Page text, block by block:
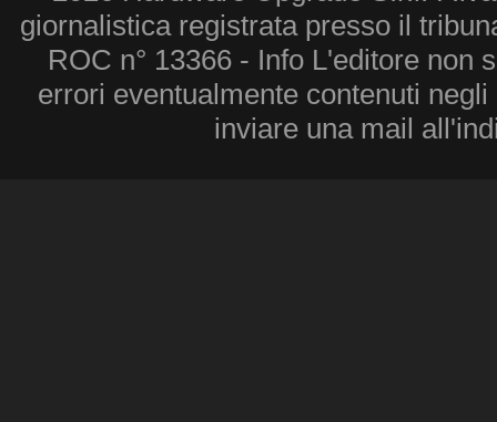
giornalistica registrata presso il
ROC n° 13366 - Info L'editore non
errori eventualmente contenuti
inviare una mail